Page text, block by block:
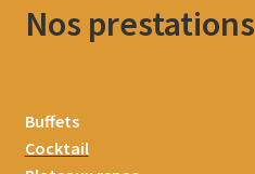
Nos prestations
Buffets
Cocktail